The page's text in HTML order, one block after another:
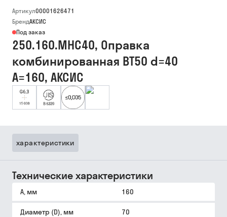
Артикул00001626471
БрендАКСИС
Под заказ
250.160.MHC40, Оправка
комбинированная BT50 d=40
A=160, АКСИС
характеристики
Технические характеристики
A, мм 160
Диаметр (D), мм 70